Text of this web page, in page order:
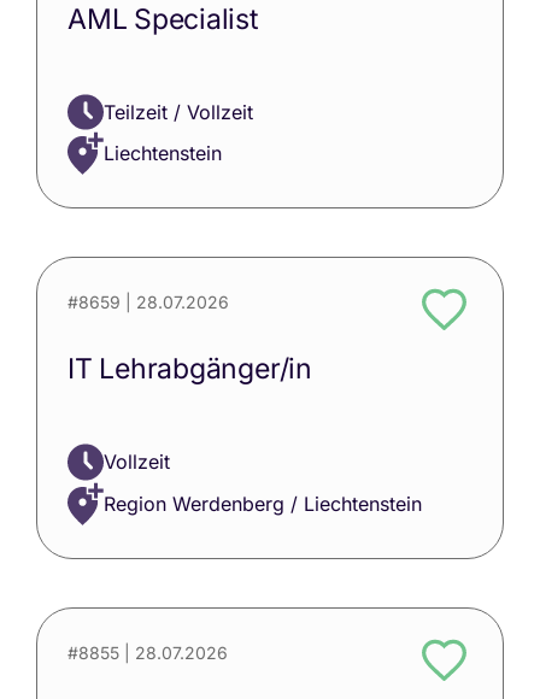
AML Specialist
Teilzeit / Vollzeit
Liechtenstein
#8659 | 28.07.2026
IT Lehrabgänger/in
Vollzeit
Region Werdenberg / Liechtenstein
#8855 | 28.07.2026